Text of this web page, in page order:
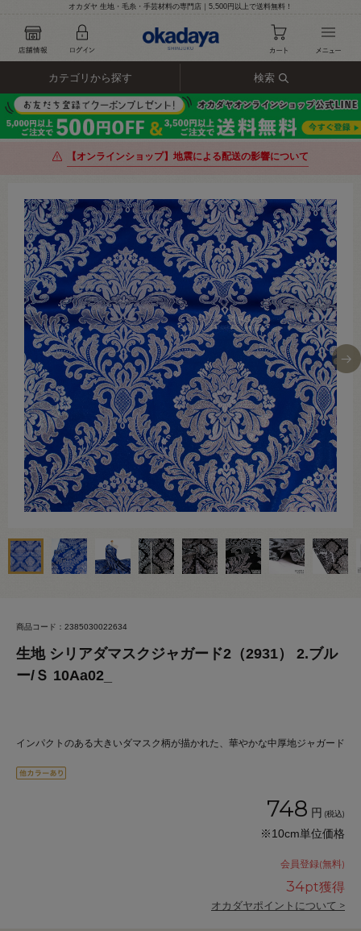
オカダヤ 生地・毛糸・手芸材料の専門店｜5,500円以上で送料無料！
カテゴリから探す 検索
【オンラインショップ】地震による配送の影響について
商品コード：2385030022634
生地 シリアダマスクジャガード2（2931） 2.ブル
ー/Ｓ 10Aa02_
インパクトのある大きいダマスク柄が描かれた、華やかな中厚地ジャガード
748 円 (税込)
※10cm単位価格
会員登録(無料)
34pt獲得
オカダヤポイントについて >